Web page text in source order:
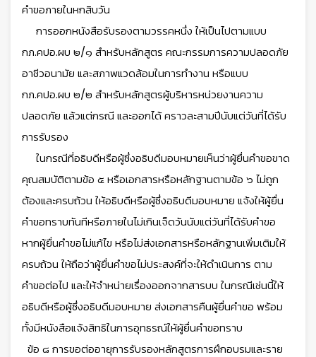
คำขอภายในหกสิบวัน
การออกหนังสือรับรองตามวรรคหนึ่ง ให้เป็นไปตามแบบ
กภ.คปอ.ผบ ๒/๑ สำหรับหลักสูตร คณะกรรมการความปลอดภัย
อาชีวอนามัย และสภาพแวดล้อมในการทำงาน หรือแบบ
กภ.คปอ.ผบ ๒/๒ สำหรับหลักสูตรผู้บริหารหน่วยงานความ
ปลอดภัย แล้วแต่กรณี และออกได้ คราวละสามปีนับแต่วันที่ได้รับ
การรับรอง
ในกรณีที่อธิบดีหรือผู้ซึ่งอธิบดีมอบหมายเห็นว่าผู้ยื่นคำขอขาด
คุณสมบัติตามข้อ ๕ หรือเอกสารหรือหลักฐานตามข้อ ๖ ไม่ถูก
ต้องและครบถ้วน ให้อธิบดีหรือผู้ซึ่งอธิบดีมอบหมาย แจ้งให้ผู้ยื่น
คำขอทราบทันทีหรือภายในไม่เกินเจ็ดวันนับแต่วันที่ได้รับคำขอ
หากผู้ยื่นคำขอไม่แก้ไข หรือไม่ส่งเอกสารหรือหลักฐานเพิ่มเติมให้
ครบถ้วน ให้ถือว่าผู้ยื่นคำขอไม่ประสงค์ที่จะให้ดำเนินการ ตาม
คำขอต่อไป และให้จำหน่ายเรื่องออกจากสารบบ ในกรณีเช่นนี้ให้
อธิบดีหรือผู้ซึ่งอธิบดีมอบหมาย ส่งเอกสารคืนผู้ยื่นคำขอ พร้อม
ทั้งมีหนังสือแจ้งสิทธิในการอุทธรณ์ให้ผู้ยื่นคำขอทราบ
ข้อ ๘ การขอต่ออายุการรับรองหลักสูตรการฝึกอบรมและราย